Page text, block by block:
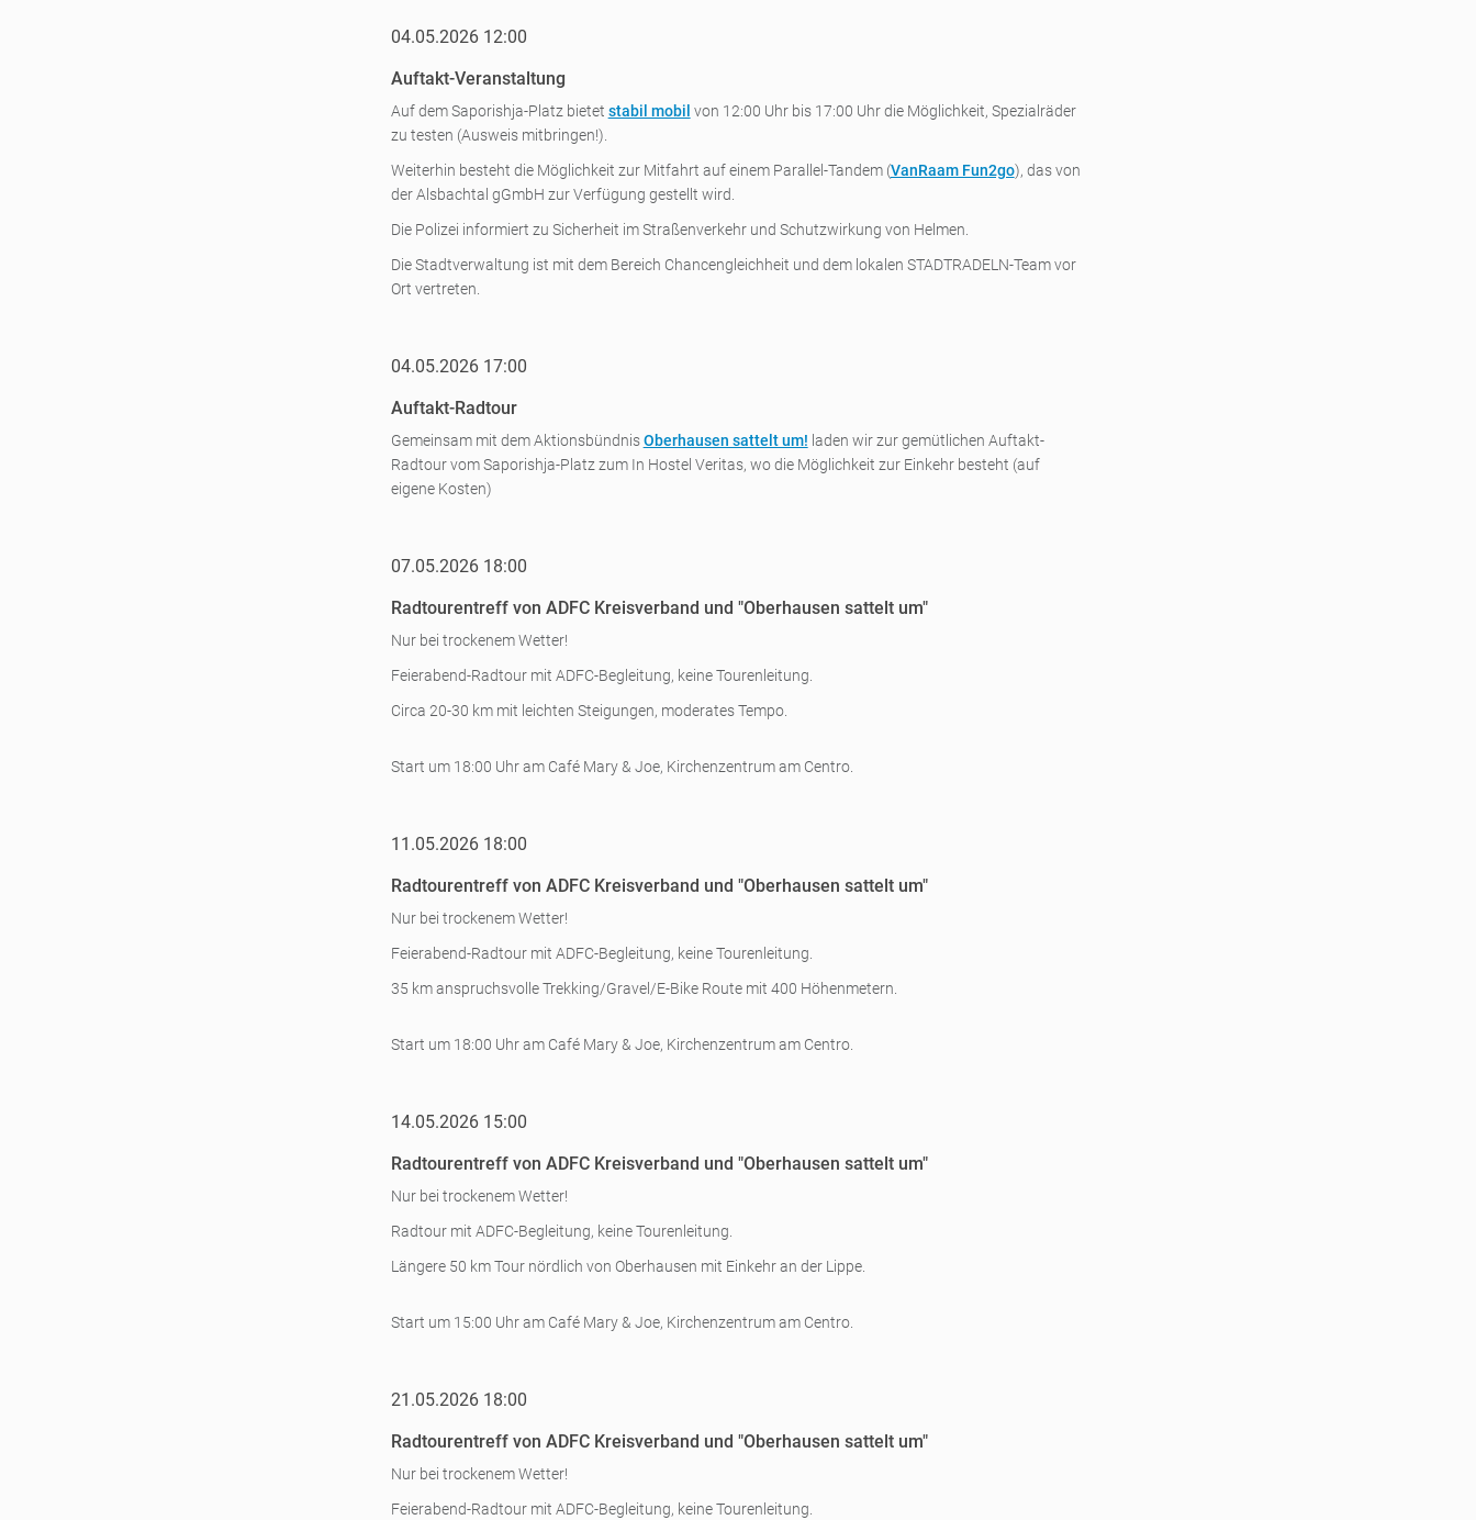
04.05.2026 12:00
Auftakt-Veranstaltung
Auf dem Saporishja-Platz bietet stabil mobil von 12:00 Uhr bis 17:00 Uhr die Möglichkeit, Spezialräder
zu testen (Ausweis mitbringen!).
Weiterhin besteht die Möglichkeit zur Mitfahrt auf einem Parallel-Tandem (VanRaam Fun2go), das von
der Alsbachtal gGmbH zur Verfügung gestellt wird.
Die Polizei informiert zu Sicherheit im Straßenverkehr und Schutzwirkung von Helmen.
Die Stadtverwaltung ist mit dem Bereich Chancengleichheit und dem lokalen STADTRADELN-Team vor
Ort vertreten.
04.05.2026 17:00
Auftakt-Radtour
Gemeinsam mit dem AktionsbündnisOberhausen sattelt um! laden wir zur gemütlichen Auftakt-
Radtour vom Saporishja-Platz zum In Hostel Veritas, wo die Möglichkeit zur Einkehr besteht (auf
eigene Kosten)
07.05.2026 18:00
Radtourentreff von ADFC Kreisverband und "Oberhausen sattelt um"
Nur bei trockenem Wetter!
Feierabend-Radtour mit ADFC-Begleitung, keine Tourenleitung.
Circa 20-30 km mit leichten Steigungen, moderates Tempo.
Start um 18:00 Uhr am Café Mary & Joe, Kirchenzentrum am Centro.
11.05.2026 18:00
Radtourentreff von ADFC Kreisverband und "Oberhausen sattelt um"
Nur bei trockenem Wetter!
Feierabend-Radtour mit ADFC-Begleitung, keine Tourenleitung.
35 km anspruchsvolle Trekking/Gravel/E-Bike Route mit 400 Höhenmetern.
Start um 18:00 Uhr am Café Mary & Joe, Kirchenzentrum am Centro.
14.05.2026 15:00
Radtourentreff von ADFC Kreisverband und "Oberhausen sattelt um"
Nur bei trockenem Wetter!
Radtour mit ADFC-Begleitung, keine Tourenleitung.
Längere 50 km Tour nördlich von Oberhausen mit Einkehr an der Lippe.
Start um 15:00 Uhr am Café Mary & Joe, Kirchenzentrum am Centro.
21.05.2026 18:00
Radtourentreff von ADFC Kreisverband und "Oberhausen sattelt um"
Nur bei trockenem Wetter!
Feierabend-Radtour mit ADFC-Begleitung, keine Tourenleitung.